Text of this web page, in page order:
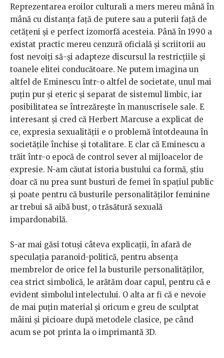
Reprezentarea eroilor culturali a mers mereu mână în
mână cu distanța față de putere sau a puterii față de
cetățeni și e perfect izomorfă acesteia. Până în 1990 a
existat practic mereu cenzură oficială și scriitorii au
fost nevoiți să-și adapteze discursul la restricțiile și
toanele elitei conducătoare. Ne putem imagina un
altfel de Eminescu într-o altfel de societate, unul mai
puțin pur și eteric și separat de sistemul limbic, iar
posibilitatea se întrezărește în manuscrisele sale. E
interesant și cred că Herbert Marcuse a explicat de
ce, expresia sexualității e o problemă întotdeauna în
societățile închise și totalitare. E clar că Eminescu a
trăit într-o epocă de control sever al mijloacelor de
expresie. N-am căutat istoria bustului ca formă, știu
doar că nu prea sunt busturi de femei în spațiul public
și poate pentru că busturile personalităților feminine
ar trebui să aibă bust, o trăsătură sexuală
impardonabilă.
S-ar mai găsi totuși câteva explicații, în afară de
speculația paranoid-politică, pentru absența
membrelor de orice fel la busturile personalităților,
cea strict simbolică, le arătăm doar capul, pentru că e
evident simbolul intelectului. O alta ar fi că e nevoie
de mai puțin material și oricum e greu de sculptat
mâini și picioare după metodele clasice, pe când
acum se pot printa la o imprimantă 3D.